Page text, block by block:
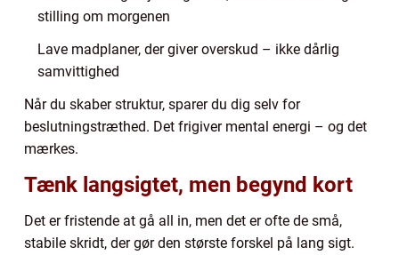
stilling om morgenen
Lave madplaner, der giver overskud – ikke dårlig
samvittighed
Når du skaber struktur, sparer du dig selv for
beslutningstræthed. Det frigiver mental energi – og det
mærkes.
Tænk langsigtet, men begynd kort
Det er fristende at gå all in, men det er ofte de små,
stabile skridt, der gør den største forskel på lang sigt.